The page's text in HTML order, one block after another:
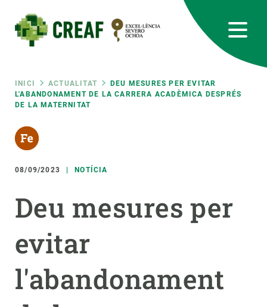
contingut
Fil
d'ariadna
INICI ACTUALITAT
DEU MESURES PER EVITAR
L'ABANDONAMENT DE LA CARRERA ACADÈMICA DESPRÉS
DE LA MATERNITAT
08/09/2023 NOTÍCIA
Deu mesures per
evitar
l'abandonament
RRSS
Featured
responsive
Responsive
menu
RECERCA
CIÈNCIA EN ACCIÓ